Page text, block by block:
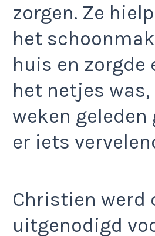
zorgen. Ze
het
huis en zorgde
het netjes
weken geleden
er iets
Christien werd
uitgenodigd